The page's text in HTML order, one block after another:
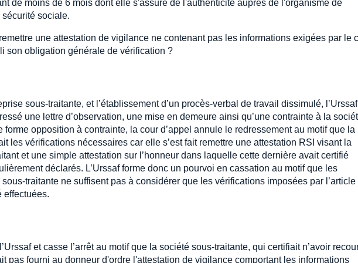
de moins de 6 mois dont elle s'assure de l'authenticité auprès de l'organisme de
sociale.
une attestation de vigilance ne contenant pas les informations exigées par le
son obligation générale de vérification ?
sous-traitante, et l’établissement d’un procès-verbal de travail dissimulé, l’Urssaf
une lettre d’observation, une mise en demeure ainsi qu’une contrainte à la
forme opposition à contrainte, la cour d’appel annule le redressement au motif que la
les vérifications nécessaires car elle s’est fait remettre une attestation RSI visant la
et une simple attestation sur l’honneur dans laquelle cette dernière avait certifié
déclarés. L’Urssaf forme donc un pourvoi en cassation au motif que les
traitante ne suffisent pas à considérer que les vérifications imposées par l’article
effectuées.
et casse l’arrêt au motif que la société sous-traitante, qui certifiait n’avoir
pas fourni au donneur d'ordre l'attestation de vigilance comportant les informations